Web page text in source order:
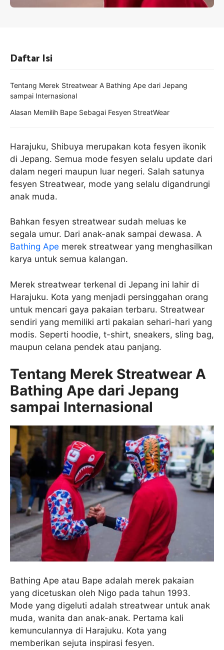
Harajuku, Shibuya merupakan kota fesyen ikonik
di Jepang. Semua mode fesyen selalu update dari
dalam negeri maupun luar negeri. Salah satunya
fesyen Streatwear, mode yang selalu digandrungi
anak muda.
Bahkan fesyen streatwear sudah meluas ke
segala umur. Dari anak-anak sampai dewasa. A
Bathing Ape merek streatwear yang menghasilkan
karya untuk semua kalangan.
Merek streatwear terkenal di Jepang ini lahir di
Harajuku. Kota yang menjadi persinggahan orang
untuk mencari gaya pakaian terbaru. Streatwear
sendiri yang memiliki arti pakaian sehari-hari yang
modis. Seperti hoodie, t-shirt, sneakers, sling bag,
maupun celana pendek atau panjang.
Tentang Merek Streatwear A
Bathing Ape dari Jepang
sampai Internasional
Bathing Ape atau Bape adalah merek pakaian
yang dicetuskan oleh Nigo pada tahun 1993.
Mode yang digeluti adalah streatwear untuk anak
muda, wanita dan anak-anak. Pertama kali
kemunculannya di Harajuku. Kota yang
memberikan sejuta inspirasi fesyen.
Daftar Isi
Tentang Merek Streatwear A Bathing Ape dari Jepang
sampai Internasional
Alasan Memilih Bape Sebagai Fesyen StreatWear